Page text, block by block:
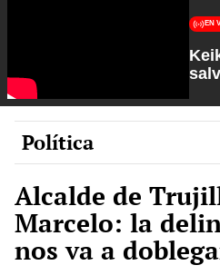
EN
Política
Alcalde de
Marcelo: la
nos va a